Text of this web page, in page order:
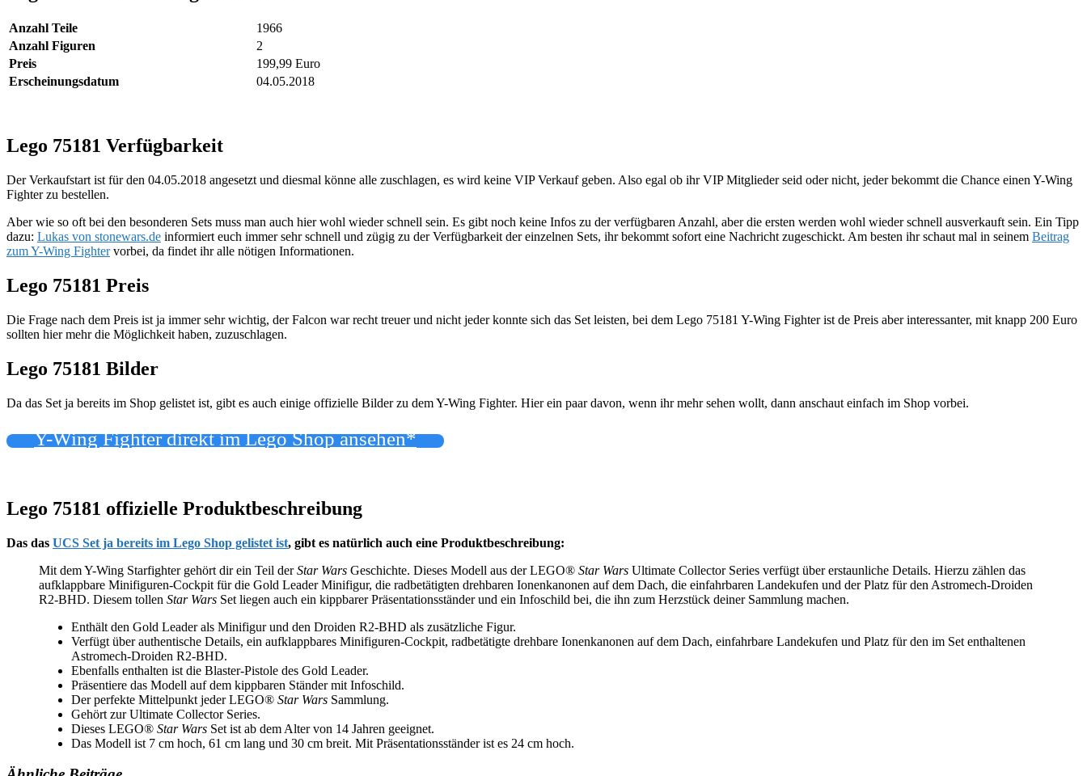
Anzahl Teile
1966
Anzahl Figuren
2
Preis
199,99 Euro
Erscheinungsdatum
04.05.2018
Lego 75181 Verfügbarkeit
Der Verkaufstart ist für den 04.05.2018 angesetzt und diesmal könne alle zuschlagen, es wird keine VIP Verkauf geben. Also egal ob ihr VIP Mitglieder seid oder nicht, jeder bekommt die Chance einen Y-Wing
Fighter zu bestellen.
Aber wie so oft bei den besonderen Sets muss man auch hier wohl wieder schnell sein. Es gibt noch keine Infos zu der verfügbaren Anzahl, aber die ersten werden wohl wieder schnell ausverkauft sein. Ein Tipp
dazu: Lukas von stonewars.de informiert euch immer sehr schnell und zügig zu der Verfügbarkeit der einzelnen Sets, ihr bekommt sofort eine Nachricht zugeschickt. Am besten ihr schaut mal in seinem Beitrag
zum Y-Wing Fightervorbei, da findet ihr alle nötigen Informationen.
Lego 75181 Preis
Die Frage nach dem Preis ist ja immer sehr wichtig, der Falcon war recht treuer und nicht jeder konnte sich das Set leisten, bei dem Lego 75181 Y-Wing Fighter ist de Preis aber interessanter, mit knapp 200 Euro
sollten hier mehr die Möglichkeit haben, zuzuschlagen.
Lego 75181 Bilder
Da das Set ja bereits im Shop gelistet ist, gibt es auch einige offizielle Bilder zu dem Y-Wing Fighter. Hier ein paar davon, wenn ihr mehr sehen wollt, dann anschaut einfach im Shop vorbei.
Y-Wing Fighter direkt im Lego Shop ansehen*
Lego 75181 offizielle Produktbeschreibung
Das das UCS Set ja bereits im Lego Shop gelistet ist, gibt es natürlich auch eine Produktbeschreibung:
Mit dem Y-Wing Starfighter gehört dir ein Teil derStar Wars Geschichte. Dieses Modell aus der LEGO® Star Wars Ultimate Collector Series verfügt über erstaunliche Details. Hierzu zählen das
aufklappbare Minifiguren-Cockpit für die Gold Leader Minifigur, die radbetätigten drehbaren Ionenkanonen auf dem Dach, die einfahrbaren Landekufen und der Platz für den Astromech-Droiden
R2-BHD. Diesem tollen Star Wars Set liegen auch ein kippbarer Präsentationsständer und ein Infoschild bei, die ihn zum Herzstück deiner Sammlung machen.
Enthält den Gold Leader als Minifigur und den Droiden R2-BHD als zusätzliche Figur.
Verfügt über authentische Details, ein aufklappbares Minifiguren-Cockpit, radbetätigte drehbare Ionenkanonen auf dem Dach, einfahrbare Landekufen und Platz für den im Set enthaltenen
Astromech-Droiden R2-BHD.
Ebenfalls enthalten ist die Blaster-Pistole des Gold Leader.
Präsentiere das Modell auf dem kippbaren Ständer mit Infoschild.
Der perfekte Mittelpunkt jeder LEGO® Star Wars Sammlung.
Gehört zur Ultimate Collector Series.
Dieses LEGO® Star Wars Set ist ab dem Alter von 14 Jahren geeignet.
Das Modell ist 7 cm hoch, 61 cm lang und 30 cm breit. Mit Präsentationsständer ist es 24 cm hoch.